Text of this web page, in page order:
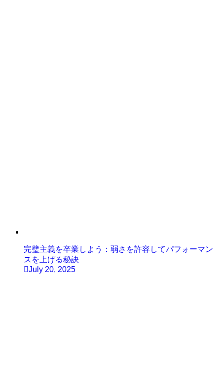
完璧主義を卒業しよう：弱さを許容してパフォーマン
スを上げる秘訣
July 20, 2025